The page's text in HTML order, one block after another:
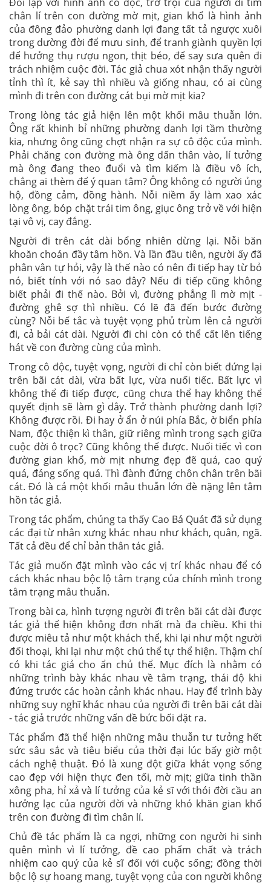
chân lí trên con đường mờ mịt, gian khổ là hình ảnh
của đông đảo phường danh lợi đang tất tả ngược xuôi
trong dường đời để mưu sinh, để tranh giành quyền lợi
để hưởng thụ rượu ngon, thịt béo, để say sưa quên đi
trách nhiệm cuộc đời. Tác giả chua xót nhận thấy người
tỉnh thì ít, kẻ say thì nhiều và giống nhau, có ai cùng
mình đi trên con đường cát bụi mờ mịt kia?
Trong lòng tác giả hiện lên một khối mâu thuẫn lớn.
Ông rất khinh bỉ những phường danh lợi tầm thường
kia, nhưng ông cũng chợt nhận ra sự cô độc của mình.
Phải chăng con đường mà ông dấn thân vào, lí tưởng
mà ông đang theo đuổi và tìm kiếm là điều vô ích,
chẳng ai thèm để ý quan tâm? Ông không có người ủng
hộ, đồng cảm, đồng hành. Nỗi niềm ấy làm xao xác
lòng ông, bóp chặt trái tim ông, giục ông trở về với hiện
tại vô vị, cay đắng.
Người đi trên cát dài bổng nhiên dừng lại. Nỗi băn
khoăn choán đầy tâm hồn. Và lần đầu tiên, người ấy đã
phân vân tự hỏi, vậy là thế nào có nên đi tiếp hay từ bỏ
nó, biết tính với nó sao đây? Nếu đi tiếp cũng không
biết phải đi thế nào. Bởi vì, đường phẳng lì mờ mịt -
đường ghê sợ thì nhiều. Có lẽ đã đến bước đường
cùng? Nỗi bế tắc và tuyệt vọng phủ trùm lên cả người
đi, cả bải cát dài. Người đi chi còn có thể cất lên tiếng
hát về con đường cùng của mình.
Trong cô độc, tuyệt vọng, người đi chỉ còn biết đứng lại
trên bãi cát dài, vừa bất lực, vừa nuối tiếc. Bất lực vì
không thể đi tiếp được, cũng chưa thể hay không thể
quyết định sẽ làm gì dây. Trở thành phường danh lợi?
Không được rồi. Đi hay ở ẩn ở núi phía Bắc, ờ biển phía
Nam, độc thiện kì thân, giữ riêng mình trong sạch giữa
cuộc đời ô trọc? Cũng không thể được. Nuối tiếc vì con
đường gian khổ, mờ mịt nhưng đẹp đẽ quá, cao quý
quá, đáng sống quá. Thì đành đứng chôn chân trên bãi
cát. Đó là cả một khối mâu thuẫn lớn đè nặng lên tâm
hồn tác giả.
Trong tác phẩm, chúng ta thấy Cao Bá Quát đã sử dụng
các đại từ nhân xưng khác nhau như khách, quân, ngã.
Tất cả đều để chỉ bản thân tác giả.
Tác giả muốn đặt mình vào các vị trí khác nhau để có
cách khác nhau bộc lộ tâm trạng của chính mình trong
tâm trạng mâu thuẫn.
Trong bài ca, hình tượng người đi trên bãi cát dài được
tác giả thể hiện không đơn nhất mà đa chiều. Khi thi
được miêu tả như một khách thể, khi lại như một người
đối thoại, khi lại như một chú thể tự thể hiện. Thậm chí
có khi tác giả cho ẩn chủ thể. Mục đích là nhằm có
những trình bày khác nhau về tâm trạng, thái độ khi
đứng trước các hoàn cảnh khác nhau. Hay để trình bày
những suy nghĩ khác nhau của người đi trên bãi cát dài
- tác giả trước những vấn đề bức bối đặt ra.
Tác phẩm đã thể hiện những mâu thuẫn tư tưởng hết
sức sâu sắc và tiêu biểu của thời đại lúc bấy giờ một
cách nghệ thuật. Đó là xung đột giữa khát vọng sống
cao đẹp với hiện thực đen tối, mờ mịt; giữa tinh thần
xông pha, hỉ xả và lí tưởng của kẻ sĩ với thói đời cầu an
hưởng lạc của người đời và những khó khăn gian khổ
trên con đường đi tìm chân lí.
Chủ đề tác phẩm là ca ngợi, những con người hi sinh
quên mình vì lí tưởng, đề cao phẩm chất và trách
nhiệm cao quý của kẻ sĩ đối với cuộc sống; đồng thời
bộc lộ sự hoang mang, tuyệt vọng của con người không